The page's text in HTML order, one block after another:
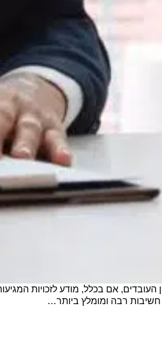
העובדים, אם בכלל, מודע לזכויות
חשיבות רבה ומומלץ ביותר…